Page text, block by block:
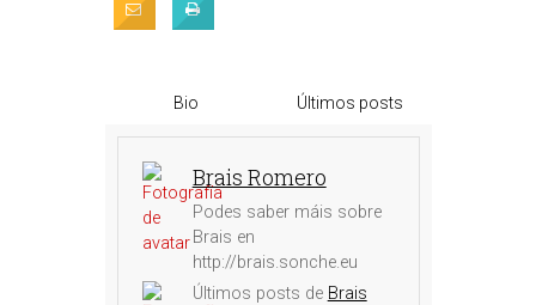
Bio Últimos posts
Brais Romero
Podes saber máis sobre
Brais en
http://brais.sonche.eu
Últimos posts de Brais